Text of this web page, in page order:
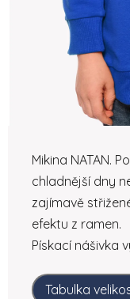
Mikina NATAN.
chladnější dny
zajímavě
efektu z ramen.
Pískací nášivka
Tabulka